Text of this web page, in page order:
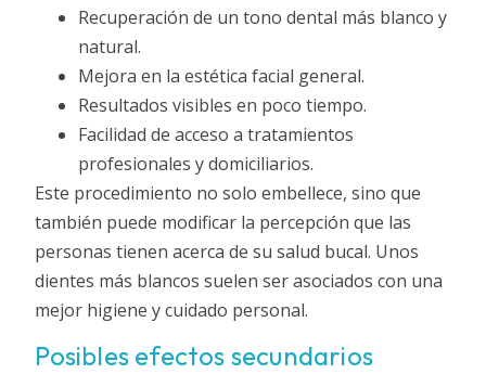
Recuperación de un tono dental más blanco y
natural.
Mejora en la estética facial general.
Resultados visibles en poco tiempo.
Facilidad de acceso a tratamientos
profesionales y domiciliarios.
Este procedimiento no solo embellece, sino que
también puede modificar la percepción que las
personas tienen acerca de su salud bucal. Unos
dientes más blancos suelen ser asociados con una
mejor higiene y cuidado personal.
Posibles efectos secundarios